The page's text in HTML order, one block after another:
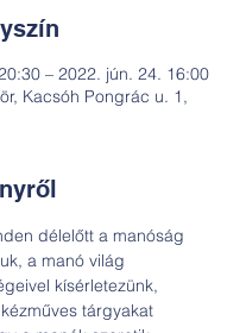
– 2022. jún. 24. 16:00
Kacsóh Pongrác u. 1,
délelőtt a manóság
a manó világ
kísérletezünk,
tárgyakat